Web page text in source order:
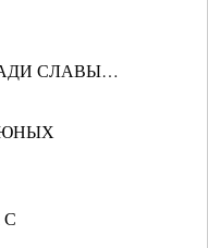
СЛАВЫ…
ЮНЫХ
С